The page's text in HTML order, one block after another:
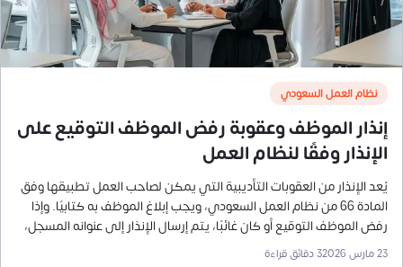
نظام العمل السعودي
إنذار الموظف وعقوبة رفض الموظف التوقيع على
الإنذار وفقًا لنظام العمل
يُعد الإنذار من العقوبات التأديبية التي يمكن لصاحب العمل تطبيقها وفق
المادة 66 من نظام العمل السعودي، ويجب إبلاغ الموظف به كتابيًا. وإذا
رفض الموظف التوقيع أو كان غائبًا، يتم إرسال الإنذار إلى عنوانه المسجل،
23 مارس 2026 3دقائق قراءة